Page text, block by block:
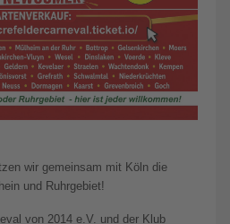
wir gemeinsam mit Köln die
und Ruhrgebiet!
von 2014 e.V. und der Klub